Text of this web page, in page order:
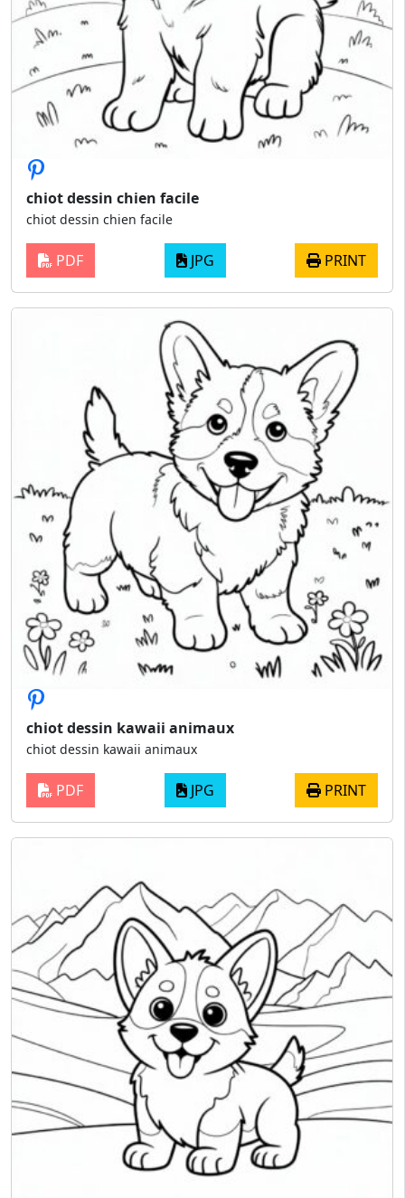
chiot dessin chien facile
chiot dessin chien facile
PDF JPG PRINT
chiot dessin kawaii animaux
chiot dessin kawaii animaux
PDF JPG PRINT